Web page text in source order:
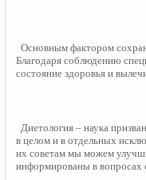
Основным фактором
Благодаря соблюдению
состояние здоровья и
Диетология – наука
в целом и в отдельных
их советам мы можем
информированы в вопросах